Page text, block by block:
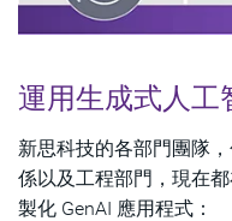
運用生成式人工
新思科技的各部門團隊
係以及工程部門，現在
製化 GenAI 應用程式：